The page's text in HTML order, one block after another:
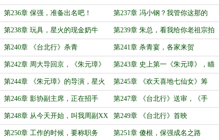
山》首播 影业第二部电影
第236章 保强，准备出名吧！ 第237章 冯小钢？我管你这那的
第238章 玩具，星火的现金奶牛 第239章 朱总，看我给你老祖宗拍
的有多好？
第240章 《台北行》杀青 第241章 杀青宴，各家来贺
第242章 周大导回京，《朱元璋》
演员阵容
第243章 史上第一《朱元璋》，瞄
的就是经典
第244章 《朱元璋》的导演，星火
仙女团集结
第245章 《欢天喜地七仙女》筹
备，周树赴宴
第246章 影协副主席，正在招手 第247章 《台北行》送审，《手
机》上映
第248章 从今天开始，叫我周副XX 第249章 《台北行》首映
第250章 工作的时候，要称职务 第251章 傻根，保强成名之路